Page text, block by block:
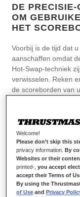
DE PRECISIE-
OM
HET
Voorbij is de tijd dat
aanschaffen omdat
Hot-Swap-techniek
verwisselen. Reken
de scoreborden van
Xbox One en
ontworpen voor
geeft u het voordeel
tegenstanders te
Welcome!
Please don’t skip this
privacy information.By
Websites or their
printed-,you accept
accept their Terms of
By using the
of Use andPrivacy